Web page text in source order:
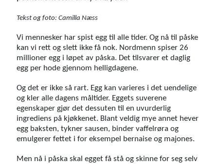
Tekst og foto: Camilla Næss
Vi mennesker har spist egg til alle tider. Og nå til påske
kan vi rett og slett ikke få nok. Nordmenn spiser 26
millioner egg i løpet av påska. Det tilsvarer et daglig
egg per hode gjennom helligdagene.
Og det er ikke så rart. Egg kan varieres i det uendelige
og kler alle dagens måltider. Eggets suverene
egenskaper gjør det dessuten til en uvurderlig
ingrediens på kjøkkenet. Blant veldig mye annet hever
egg baksten, tykner sausen, binder vaffelrøra og
emulgerer fettet i for eksempel bernaise og majones.
Men nå i påska skal egget få stå og skinne for seg selv